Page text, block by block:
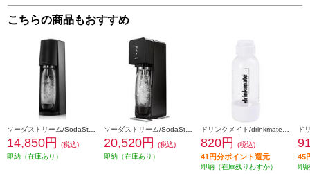
こちらの商品もおすすめ
14,850円
(税込)
即納（在庫あり）
20,520円
(税込)
即納（在庫あり）
820円 (税込)
41円分ポイント還元
即納（在庫残りわずか）
45
即